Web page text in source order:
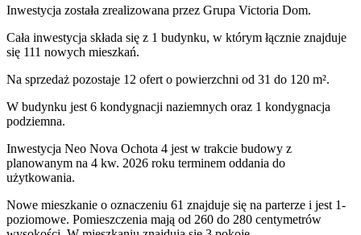
Inwestycja została zrealizowana przez Grupa Victoria Dom.
Cała inwestycja składa się z 1 budynku, w którym łącznie znajduje
się 111 nowych mieszkań.
Na sprzedaż pozostaje 12 ofert o powierzchni od 31 do 120 m².
W budynku jest 6 kondygnacji naziemnych oraz 1 kondygnacja
podziemna.
Inwestycja Neo Nova Ochota 4 jest w trakcie budowy z
planowanym na 4 kw. 2026 roku terminem oddania do
użytkowania.
Nowe mieszkanie o oznaczeniu 61 znajduje się na parterze i jest 1-
poziomowe. Pomieszczenia mają od 260 do 280 centymetrów